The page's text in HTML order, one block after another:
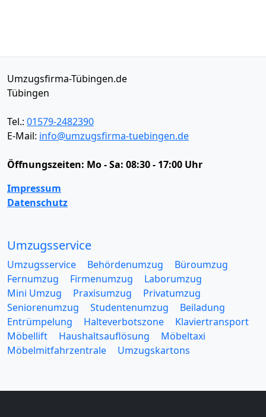
Umzugsfirma-Tübingen.de
Tübingen
Tel.: 01579-2482390
E-Mail: info@umzugsfirma-tuebingen.de
Öffnungszeiten: Mo - Sa: 08:30 - 17:00 Uhr
Impressum
Datenschutz
Umzugsservice
Umzugsservice Behördenumzug
Büroumzug
Fernumzug
Firmenumzug
Laborumzug
Mini Umzug
Praxisumzug
Privatumzug
Seniorenumzug
Studentenumzug
Beiladung
Entrümpelung
Halteverbotszone
Klaviertransport
Möbellift
Haushaltsauflösung
Möbeltaxi
Möbelmitfahrzentrale
Umzugskartons